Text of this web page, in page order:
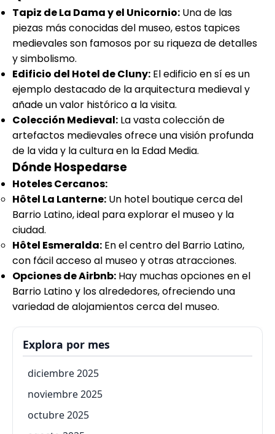
Tapiz de La Dama y el Unicornio: Una de las
piezas más conocidas del museo, estos tapices
medievales son famosos por su riqueza de detalles
y simbolismo.
Edificio del Hotel de Cluny: El edificio en sí es un
ejemplo destacado de la arquitectura medieval y
añade un valor histórico a la visita.
Colección Medieval: La vasta colección de
artefactos medievales ofrece una visión profunda
de la vida y la cultura en la Edad Media.
Dónde Hospedarse
Hoteles Cercanos:
Hôtel La Lanterne: Un hotel boutique cerca del
Barrio Latino, ideal para explorar el museo y la
ciudad.
Hôtel Esmeralda: En el centro del Barrio Latino,
con fácil acceso al museo y otras atracciones.
Opciones de Airbnb: Hay muchas opciones en el
Barrio Latino y los alrededores, ofreciendo una
variedad de alojamientos cerca del museo.
Explora por mes
diciembre 2025
noviembre 2025
octubre 2025